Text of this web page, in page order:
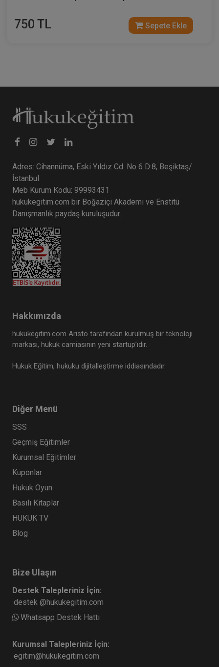
Taşınmaz Hukuku - IV. Borçlar Hukuku
Kongresi - VI. Oturum
360 TL
Kongresi - IV. Oturum
360 TL
Tüketici Hukuku Enstitüsü
Sorumluluk Hukuku - IV. Borçlar Hukuku
360 TL
750 TL Sepete Ekle
Adres: Cihannüma, Eski Yıldız Cd. No 6 D:8, Beşiktaş/
İstanbul
Meb Kurum Kodu: 99993431
hukukegitim.com bir Boğaziçi Akademi ve Enstitü
Danışmanlık paydaş kuruluşudur.
Hakkımızda
hukukegitim.com Aristo tarafından kurulmuş bir teknoloji
markası, hukuk camiasının yeni startup’ıdır.
Hukuk Eğitim, hukuku dijitalleştirme iddiasındadır.
Diğer Menü
SSS
Geçmiş Eğitimler
Kurumsal Eğitimler
Kuponlar
Hukuk Oyun
Basılı Kitaplar
HUKUK TV
Blog
Bize Ulaşın
Destek Talepleriniz İçin:
destek @hukukegitim.com
Whatsapp Destek Hattı
Kurumsal Talepleriniz İçin:
egitim@hukukegitim.com